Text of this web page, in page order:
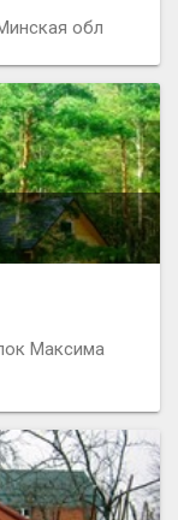
обл
Максима